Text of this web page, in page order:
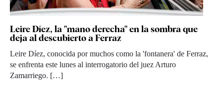
Leire Díez, la "mano derecha" en la sombra que
deja al descubierto a Ferraz
Leire Díez, conocida por muchos como la 'fontanera' de Ferraz,
se enfrenta este lunes al interrogatorio del juez Arturo
Zamarriego. […]